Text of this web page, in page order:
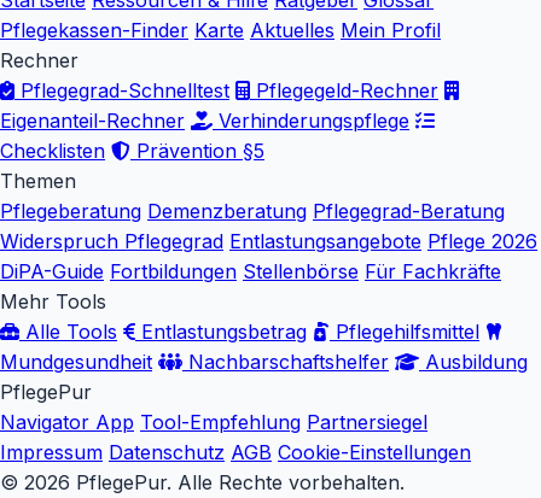
Pflegekassen-Finder Karte Aktuelles Mein Profil
Rechner
Pflegegrad-Schnelltest
Pflegegeld-Rechner
Eigenanteil-Rechner
Verhinderungspflege
Checklisten
Prävention §5
Themen
Pflegeberatung Demenzberatung Pflegegrad-Beratung
Widerspruch Pflegegrad Entlastungsangebote Pflege 2026
DiPA-Guide Fortbildungen Stellenbörse Für Fachkräfte
Mehr Tools
Alle Tools
Entlastungsbetrag
Pflegehilfsmittel
Mundgesundheit
Nachbarschaftshelfer
Ausbildung
PflegePur
Navigator App Tool-Empfehlung Partnersiegel
Impressum Datenschutz AGB Cookie-Einstellungen
© 2026 PflegePur. Alle Rechte vorbehalten.